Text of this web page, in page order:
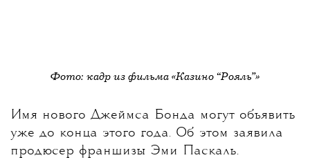
Фото: кадр из фильма «Казино “Рояль”»
Имя нового Джеймса Бонда могут объявить
уже до конца этого года. Об этом заявила
продюсер франшизы Эми Паскаль.